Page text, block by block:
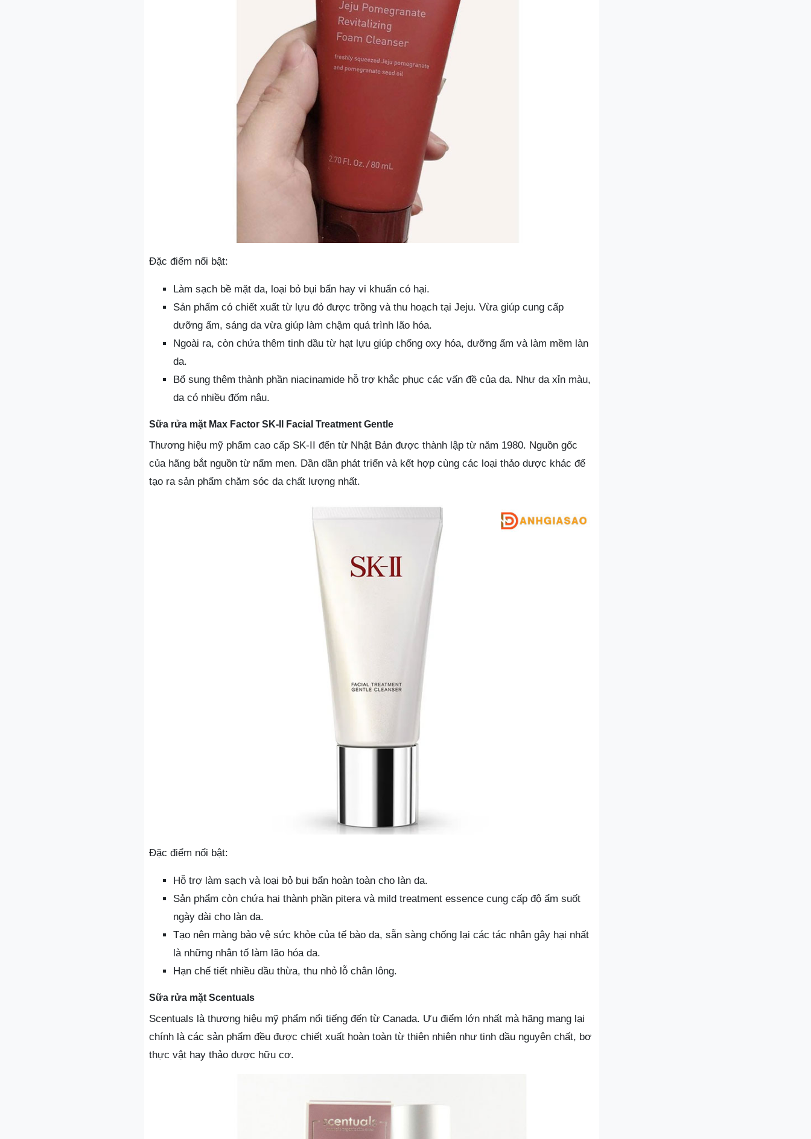
Đặc điểm nổi bật:
Làm sạch bề mặt da, loại bỏ bụi bẩn hay vi khuẩn có hại.
Sản phẩm có chiết xuất từ lựu đỏ được trồng và thu hoạch tại Jeju. Vừa giúp cung cấp
dưỡng ẩm, sáng da vừa giúp làm chậm quá trình lão hóa.
Ngoài ra, còn chứa thêm tinh dầu từ hạt lựu giúp chống oxy hóa, dưỡng ẩm và làm mềm làn
da.
Bổ sung thêm thành phần niacinamide hỗ trợ khắc phục các vấn đề của da. Như da xỉn màu,
da có nhiều đốm nâu.
Sữa rửa mặt Max Factor SK-II Facial Treatment Gentle
Thương hiệu mỹ phẩm cao cấp SK-II đến từ Nhật Bản được thành lập từ năm 1980. Nguồn gốc
của hãng bắt nguồn từ nấm men. Dần dần phát triển và kết hợp cùng các loại thảo dược khác để
tạo ra sản phẩm chăm sóc da chất lượng nhất.
Đặc điểm nổi bật:
Hỗ trợ làm sạch và loại bỏ bụi bẩn hoàn toàn cho làn da.
Sản phẩm còn chứa hai thành phần pitera và mild treatment essence cung cấp độ ẩm suốt
ngày dài cho làn da.
Tạo nên màng bảo vệ sức khỏe của tế bào da, sẵn sàng chống lại các tác nhân gây hại nhất
là những nhân tố làm lão hóa da.
Hạn chế tiết nhiều dầu thừa, thu nhỏ lỗ chân lông.
Sữa rửa mặt Scentuals
Scentuals là thương hiệu mỹ phẩm nổi tiếng đến từ Canada. Ưu điểm lớn nhất mà hãng mang lại
chính là các sản phẩm đều được chiết xuất hoàn toàn từ thiên nhiên như tinh dầu nguyên chất, bơ
thực vật hay thảo dược hữu cơ.